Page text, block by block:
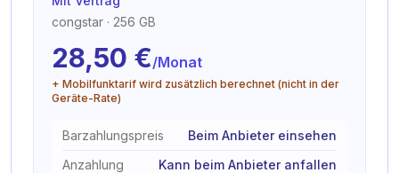
congstar · 256 GB
28,50 €/Monat
+ Mobilfunktarif wird zusätzlich berechnet (nicht in der
Geräte-Rate)
Barzahlungspreis
Beim Anbieter einsehen
Anzahlung
Kann beim Anbieter anfallen